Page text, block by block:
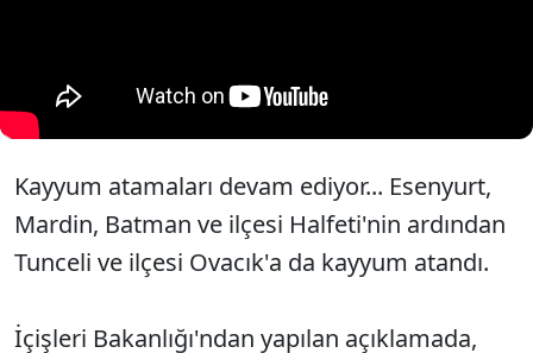
Kayyum atamaları devam ediyor... Esenyurt,
Mardin, Batman ve ilçesi Halfeti'nin ardından
Tunceli ve ilçesi Ovacık'a da kayyum atandı.
İçişleri Bakanlığı'ndan yapılan açıklamada,